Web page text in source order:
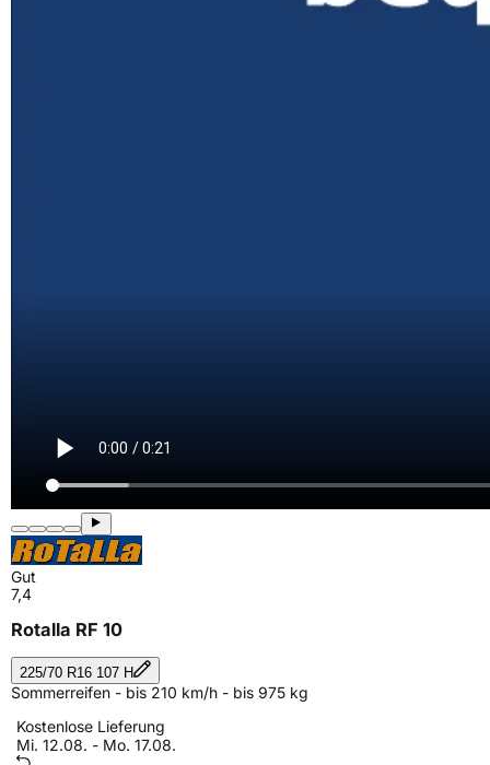
Gut
7,4
Rotalla RF 10
225/70 R16 107 H
Sommerreifen - bis 210 km/h - bis 975 kg
Kostenlose Lieferung
Mi. 12.08. - Mo. 17.08.